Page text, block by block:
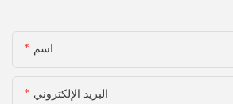
اسم
البريد الإلكتروني